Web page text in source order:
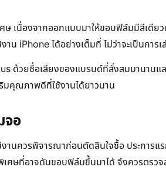
เนื่องจากออกแบบมาให้ขอบฟิล์มมีสีเดียว
ได้อย่างเต็มที่ ไม่ว่าจะเป็นการเ
ด้วยชื่อเสียงของแบรนด์ที่สั่งสมมานานแ
คุณภาพดีที่ใช้งานได้ยาวนาน
จอ
นควรพิจารณาก่อนตัดสินใจซื้อ ประการแ
ศษที่อาจดันขอบฟิล์มขึ้นมาได้ จึงควรตรว